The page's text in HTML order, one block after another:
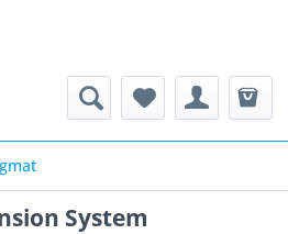
System